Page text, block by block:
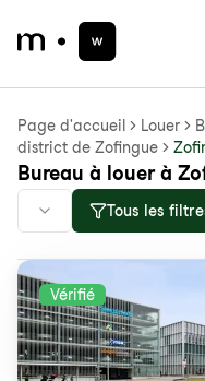
Page d'accueil Louer
district de Zofingue
Bureau à louer à
Tous les
Vérifié